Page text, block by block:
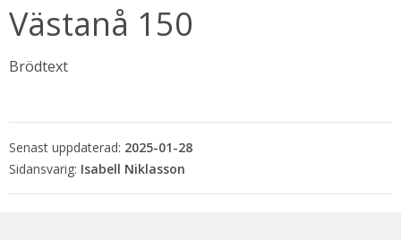
Västanå 150
Brödtext
Senast uppdaterad: 2025-01-28
Isabell Niklasson